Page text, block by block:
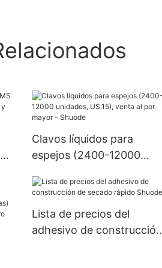
Clavos líquidos para
espejos (2400-12000
por mayor - Shuode
Lista de precios del
adhesivo de construcción